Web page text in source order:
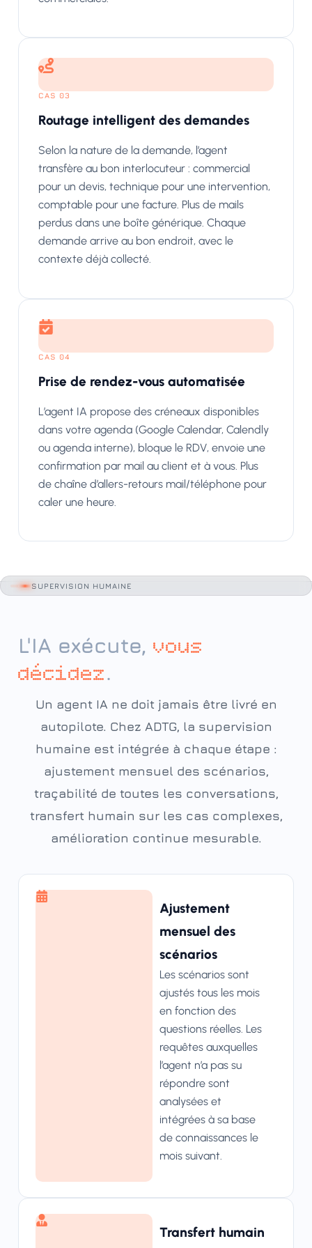
CAS 03
Routage intelligent des demandes
Selon la nature de la demande, l’agent
transfère au bon interlocuteur : commercial
pour un devis, technique pour une intervention,
comptable pour une facture. Plus de mails
perdus dans une boîte générique. Chaque
demande arrive au bon endroit, avec le
contexte déjà collecté.
CAS 04
Prise de rendez-vous automatisée
L’agent IA propose des créneaux disponibles
dans votre agenda (Google Calendar, Calendly
ou agenda interne), bloque le RDV, envoie une
confirmation par mail au client et à vous. Plus
de chaîne d’allers-retours mail/téléphone pour
caler une heure.
SUPERVISION HUMAINE
L'IA exécute, vous
décidez.
Un agent IA ne doit jamais être livré en
autopilote. Chez ADTG, la supervision
humaine est intégrée à chaque étape :
ajustement mensuel des scénarios,
traçabilité de toutes les conversations,
transfert humain sur les cas complexes,
amélioration continue mesurable.
Ajustement
mensuel des
scénarios
Les scénarios sont
ajustés tous les mois
en fonction des
questions réelles. Les
requêtes auxquelles
l’agent n’a pas su
répondre sont
analysées et
intégrées à sa base
de connaissances le
mois suivant.
Transfert humain